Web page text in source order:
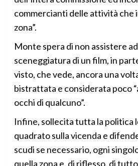
commercianti delle attività che
zona”.
Monte spera di non assistere
sceneggiatura di un film, in
visto, che vede, ancora una
bistrattata e considerata poco
occhi di qualcuno”.
Infine, sollecita tutta la politica
quadrato sulla vicenda e
scudi se necessario, ogni
quella zona e, di riflesso, di